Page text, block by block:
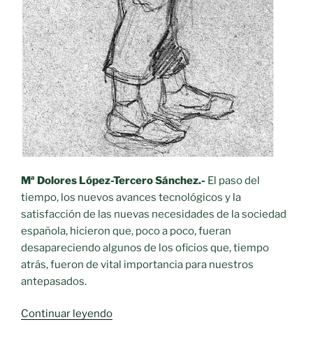
Mª Dolores López-Tercero Sánchez.- El paso del
tiempo, los nuevos avances tecnológicos y la
satisfacción de las nuevas necesidades de la sociedad
española, hicieron que, poco a poco, fueran
desapareciendo algunos de los oficios que, tiempo
atrás, fueron de vital importancia para nuestros
antepasados.
Continuar leyendo«Oficios